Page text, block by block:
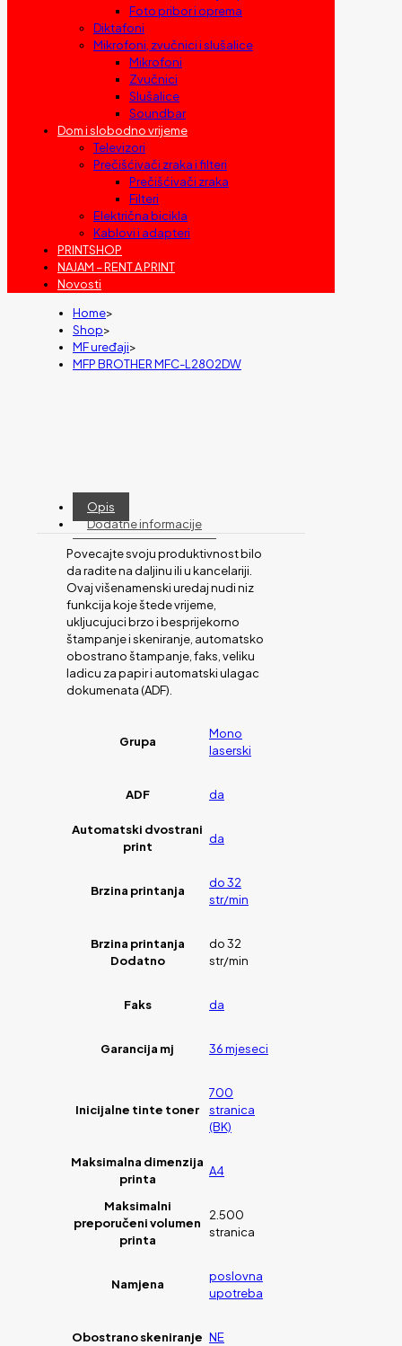
Foto pribor i oprema
Diktafoni
Mikrofoni, zvučnici i slušalice
Mikrofoni
Zvučnici
Slušalice
Soundbar
Dom i slobodno vrijeme
Televizori
Prečišćivači zraka i filteri
Prečišćivači zraka
Filteri
Električna bicikla
Kablovi i adapteri
PRINTSHOP
NAJAM – RENT A PRINT
Novosti
Home>
Shop>
MF uređaji>
MFP BROTHER MFC-L2802DW
Opis
Dodatne informacije
Povecajte svoju produktivnost bilo
da radite na daljinu ili u kancelariji.
Ovaj višenamenski uredaj nudi niz
funkcija koje štede vrijeme,
ukljucujuci brzo i besprijekorno
štampanje i skeniranje, automatsko
obostrano štampanje, faks, veliku
ladicu za papir i automatski ulagac
dokumenata (ADF).
Grupa
Mono
laserski
ADF da
Automatski dvostrani
print
da
Brzina printanja
do 32
str/min
Brzina printanja
Dodatno
do 32
str/min
Faks da
Garancija mj 36 mjeseci
Inicijalne tinte toner
700
stranica
(BK)
Maksimalna dimenzija
printa
A4
Maksimalni
preporučeni volumen
printa
2.500
stranica
Namjena
poslovna
upotreba
Obostrano skeniranje NE